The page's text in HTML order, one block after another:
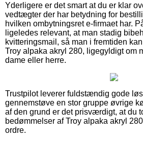
Yderligere er det smart at du er klar
vedtægter der har betydning for
hvilken ombytningsret e-firmaet har.
ligeledes relevant, at man stadig
kvitteringsmail, så man i fremtiden
Troy alpaka akryl 280, ligegyldigt om
dame eller herre.
Trustpilot leverer fuldstændig gode
gennemstøve en stor gruppe øvrige
af den grund er det prisværdigt, at du
bedømmelser af Troy alpaka akryl
ordre.